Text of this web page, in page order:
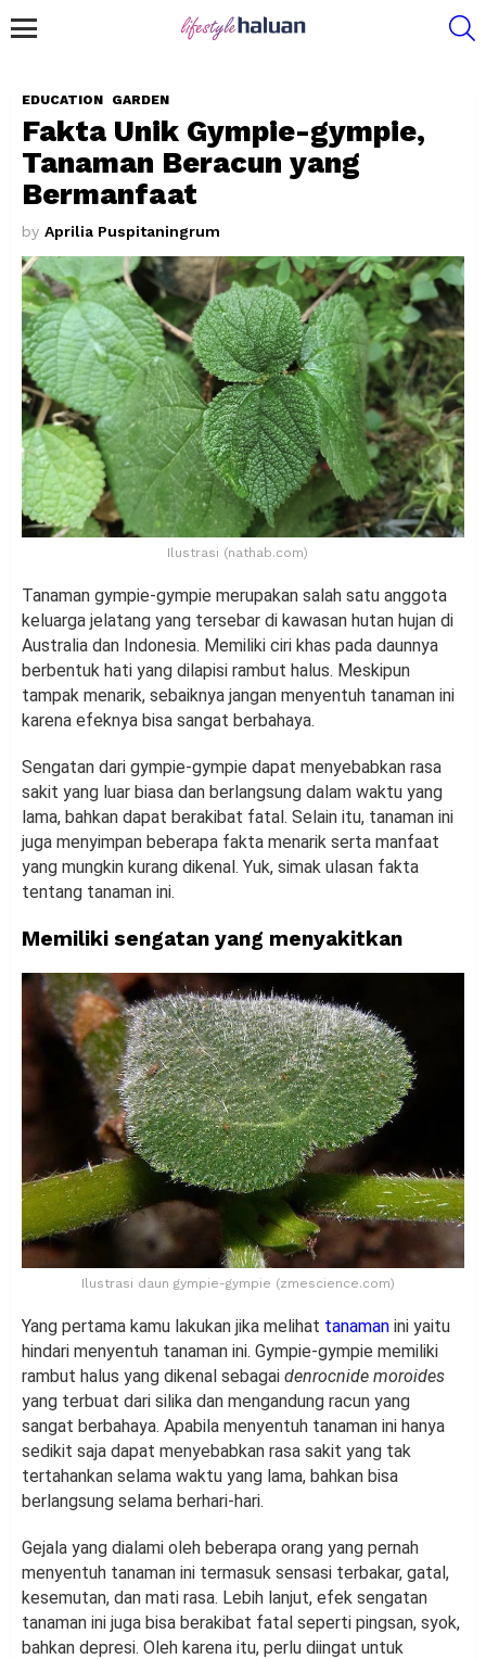
EDUCATION GARDEN
Fakta Unik Gympie-gympie,
Tanaman Beracun yang
Bermanfaat
by Aprilia Puspitaningrum
Ilustrasi (nathab.com)
Tanaman gympie-gympie merupakan salah satu anggota
keluarga jelatang yang tersebar di kawasan hutan hujan di
Australia dan Indonesia. Memiliki ciri khas pada daunnya
berbentuk hati yang dilapisi rambut halus. Meskipun
tampak menarik, sebaiknya jangan menyentuh tanaman ini
karena efeknya bisa sangat berbahaya.
Sengatan dari gympie-gympie dapat menyebabkan rasa
sakit yang luar biasa dan berlangsung dalam waktu yang
lama, bahkan dapat berakibat fatal. Selain itu, tanaman ini
juga menyimpan beberapa fakta menarik serta manfaat
yang mungkin kurang dikenal. Yuk, simak ulasan fakta
tentang tanaman ini.
Memiliki sengatan yang menyakitkan
Ilustrasi daun gympie-gympie (zmescience.com)
Yang pertama kamu lakukan jika melihat tanaman ini yaitu
hindari menyentuh tanaman ini. Gympie-gympie memiliki
rambut halus yang dikenal sebagai denrocnide moroides
yang terbuat dari silika dan mengandung racun yang
sangat berbahaya. Apabila menyentuh tanaman ini hanya
sedikit saja dapat menyebabkan rasa sakit yang tak
tertahankan selama waktu yang lama, bahkan bisa
berlangsung selama berhari-hari.
Gejala yang dialami oleh beberapa orang yang pernah
menyentuh tanaman ini termasuk sensasi terbakar, gatal,
kesemutan, dan mati rasa. Lebih lanjut, efek sengatan
tanaman ini juga bisa berakibat fatal seperti pingsan, syok,
bahkan depresi. Oleh karena itu, perlu diingat untuk